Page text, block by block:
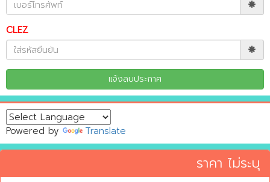
CLEZ
Powered by Translate
ราคา ไม่ระบุ